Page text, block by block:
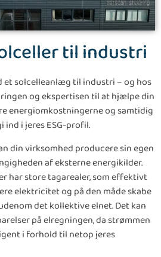
til industri
et solcelleanlæg til industri – og hos
og ekspertisen til at hjælpe din
energiomkostningerne og samtidig
i jeres ESG-profil.
din virksomhed producere sin egen
af eksterne energikilder.
har store tagarealer, som effektivt
elektricitet og på den måde skabe
det kollektive elnet. Det kan
på elregningen, da strømmen
i forhold til netop jeres